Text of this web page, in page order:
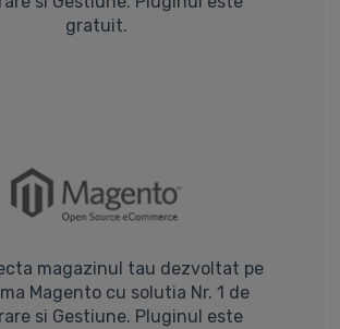
gratuit.
magazinul tau dezvoltat pe
Magento cu solutia Nr. 1 de
si Gestiune. Pluginul este